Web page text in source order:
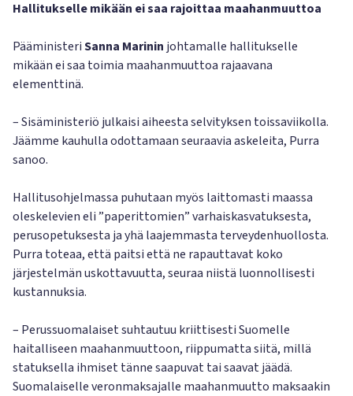
Hallitukselle mikään ei saa rajoittaa maahanmuuttoa
PääministeriSanna Marinin johtamalle hallitukselle
mikään ei saa toimia maahanmuuttoa rajaavana
elementtinä.
– Sisäministeriö julkaisi aiheesta selvityksen toissaviikolla.
Jäämme kauhulla odottamaan seuraavia askeleita, Purra
sanoo.
Hallitusohjelmassa puhutaan myös laittomasti maassa
oleskelevien eli ”paperittomien” varhaiskasvatuksesta,
perusopetuksesta ja yhä laajemmasta terveydenhuollosta.
Purra toteaa, että paitsi että ne rapauttavat koko
järjestelmän uskottavuutta, seuraa niistä luonnollisesti
kustannuksia.
– Perussuomalaiset suhtautuu kriittisesti Suomelle
haitalliseen maahanmuuttoon, riippumatta siitä, millä
statuksella ihmiset tänne saapuvat tai saavat jäädä.
Suomalaiselle veronmaksajalle maahanmuutto maksaakin